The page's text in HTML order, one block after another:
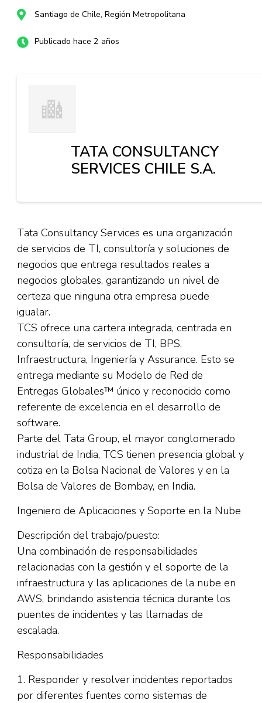
Santiago de Chile, Región Metropolitana
Publicado hace 2 años
TATA CONSULTANCY
SERVICES CHILE S.A.
Tata Consultancy Services es una organización
de servicios de TI, consultoría y soluciones de
negocios que entrega resultados reales a
negocios globales, garantizando un nivel de
certeza que ninguna otra empresa puede
igualar.
TCS ofrece una cartera integrada, centrada en
consultoría, de servicios de TI, BPS,
Infraestructura, Ingeniería y Assurance. Esto se
entrega mediante su Modelo de Red de
Entregas Globales™ único y reconocido como
referente de excelencia en el desarrollo de
software.
Parte del Tata Group, el mayor conglomerado
industrial de India, TCS tienen presencia global y
cotiza en la Bolsa Nacional de Valores y en la
Bolsa de Valores de Bombay, en India.
Ingeniero de Aplicaciones y Soporte en la Nube
Descripción del trabajo/puesto:
Una combinación de responsabilidades
relacionadas con la gestión y el soporte de la
infraestructura y las aplicaciones de la nube en
AWS, brindando asistencia técnica durante los
puentes de incidentes y las llamadas de
escalada.
Responsabilidades
1. Responder y resolver incidentes reportados
por diferentes fuentes como sistemas de